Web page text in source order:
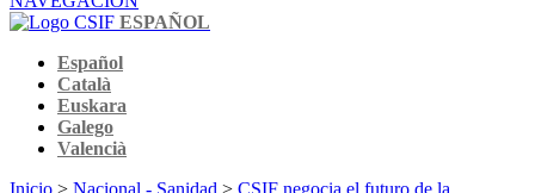
ESPAÑOL
Español
Català
Euskara
Galego
Valencià
Inicio > Nacional - Sanidad > CSIF negocia el futuro de la